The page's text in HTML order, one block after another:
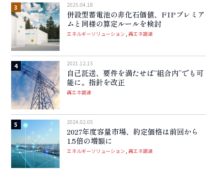
2025.04.18
併設型蓄電池の非化石価値、FIPプレミア
ムと同様の算定ルールを検討
エネルギーソリューション 再エネ調達
2021.12.15
自己託送、要件を満たせば“組合内”でも可
能に。指針を改正
再エネ調達
2024.02.05
2027年度容量市場、約定価格は前回から
1.5倍の増額に
エネルギーソリューション 再エネ調達